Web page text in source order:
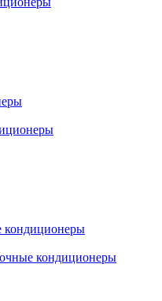
кондиционеры
кондиционеры